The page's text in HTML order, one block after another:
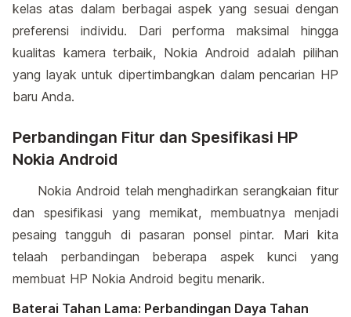
kelas atas dalam berbagai aspek yang sesuai dengan
preferensi individu. Dari performa maksimal hingga
kualitas kamera terbaik, Nokia Android adalah pilihan
yang layak untuk dipertimbangkan dalam pencarian HP
baru Anda.
Perbandingan Fitur dan Spesifikasi HP
Nokia Android
Nokia Android telah menghadirkan serangkaian fitur
dan spesifikasi yang memikat, membuatnya menjadi
pesaing tangguh di pasaran ponsel pintar. Mari kita
telaah perbandingan beberapa aspek kunci yang
membuat HP Nokia Android begitu menarik.
Baterai Tahan Lama: Perbandingan Daya Tahan